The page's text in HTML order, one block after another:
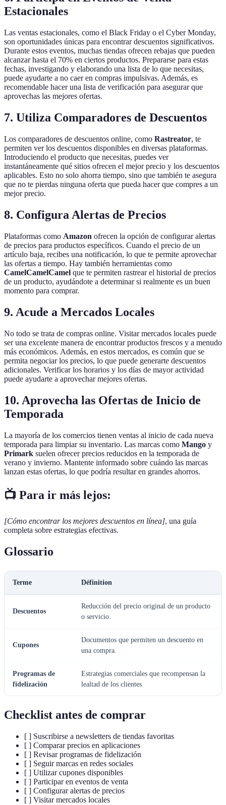
Estacionales
Las ventas estacionales, como el Black Friday o el Cyber Monday,
son oportunidades únicas para encontrar descuentos significativos.
Durante estos eventos, muchas tiendas ofrecen rebajas que pueden
alcanzar hasta el 70% en ciertos productos. Prepararse para estas
fechas, investigando y elaborando una lista de lo que necesitas,
puede ayudarte a no caer en compras impulsivas. Además, es
recomendable hacer una lista de verificación para asegurar que
aprovechas las mejores ofertas.
7. Utiliza Comparadores de Descuentos
Los comparadores de descuentos online, como Rastreator, te
permiten ver los descuentos disponibles en diversas plataformas.
Introduciendo el producto que necesitas, puedes ver
instantáneamente qué sitios ofrecen el mejor precio y los descuentos
aplicables. Esto no solo ahorra tiempo, sino que también te asegura
que no te pierdas ninguna oferta que pueda hacer que compres a un
mejor precio.
8. Configura Alertas de Precios
Plataformas como Amazon ofrecen la opción de configurar alertas
de precios para productos específicos. Cuando el precio de un
artículo baja, recibes una notificación, lo que te permite aprovechar
las ofertas a tiempo. Hay también herramientas como
CamelCamelCamel que te permiten rastrear el historial de precios
de un producto, ayudándote a determinar si realmente es un buen
momento para comprar.
9. Acude a Mercados Locales
No todo se trata de compras online. Visitar mercados locales puede
ser una excelente manera de encontrar productos frescos y a menudo
más económicos. Además, en estos mercados, es común que se
permita negociar los precios, lo que puede generarte descuentos
adicionales. Verificar los horarios y los días de mayor actividad
puede ayudarte a aprovechar mejores ofertas.
10. Aprovecha las Ofertas de Inicio de
Temporada
La mayoría de los comercios tienen ventas al inicio de cada nueva
temporada para limpiar su inventario. Las marcas como Mango y
Primark suelen ofrecer precios reducidos en la temporada de
verano y invierno. Mantente informado sobre cuándo las marcas
lanzan estas ofertas, lo que podría resultar en grandes ahorros.
📺 Para ir más lejos:
[Cómo encontrar los mejores descuentos en línea], una guía
completa sobre estrategias efectivas.
Glossario
Terme Définition
Descuentos
Reducción del precio original de un producto
o servicio.
Cupones
Documentos que permiten un descuento en
una compra.
Programas de
fidelización
Estrategias comerciales que recompensan la
lealtad de los clientes.
Checklist antes de comprar
[ ] Suscribirse a newsletters de tiendas favoritas
[ ] Comparar precios en aplicaciones
[ ] Revisar programas de fidelización
[ ] Seguir marcas en redes sociales
[ ] Utilizar cupones disponibles
[ ] Participar en eventos de venta
[ ] Configurar alertas de precios
[ ] Visitar mercados locales